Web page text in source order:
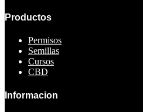
Productos
Permisos
Semillas
Cursos
CBD
Informacion